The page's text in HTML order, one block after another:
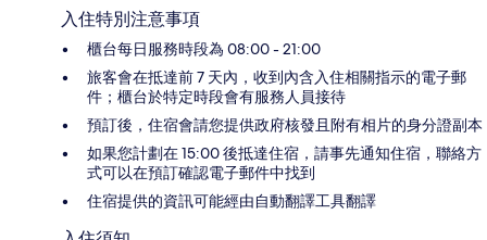
入住特別注意事項
櫃台每日服務時段為 08:00 - 21:00
旅客會在抵達前 7 天內，收到內含入住相關指示的電子郵
件；櫃台於特定時段會有服務人員接待
預訂後，住宿會請您提供政府核發且附有相片的身分證副本
如果您計劃在 15:00 後抵達住宿，請事先通知住宿，聯絡方
式可以在預訂確認電子郵件中找到
住宿提供的資訊可能經由自動翻譯工具翻譯